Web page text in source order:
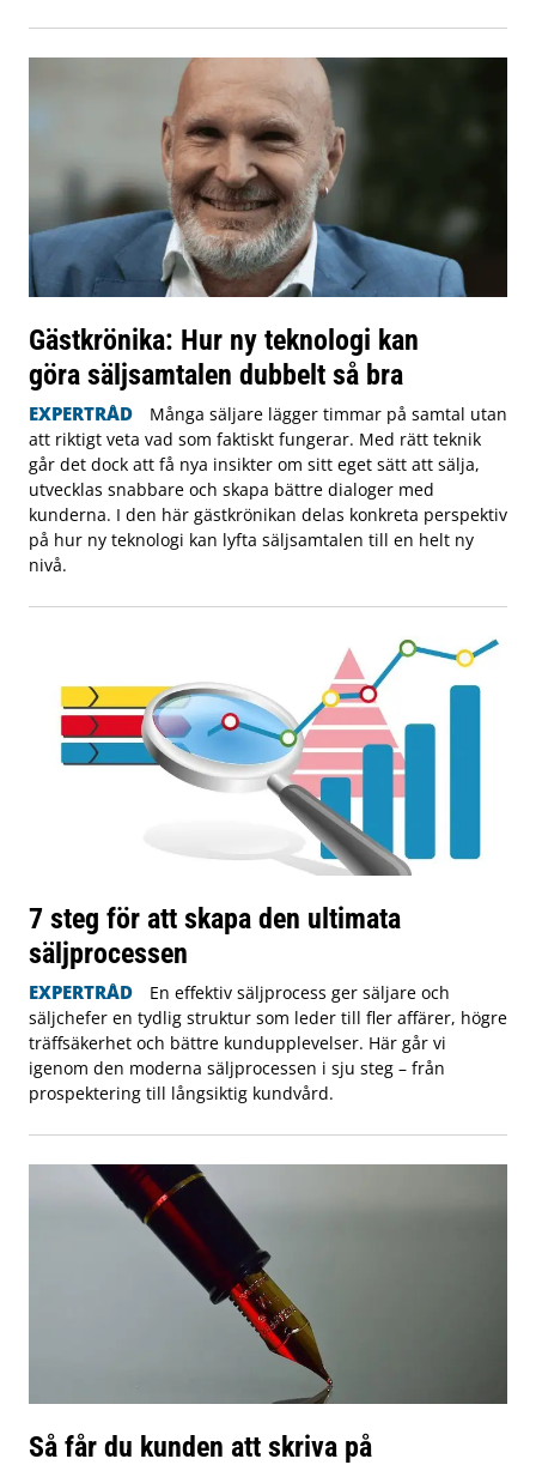
Gästkrönika: Hur ny teknologi kan
göra säljsamtalen dubbelt så bra
EXPERTRÅD
Många säljare lägger timmar på samtal utan
att riktigt veta vad som faktiskt fungerar. Med rätt teknik
går det dock att få nya insikter om sitt eget sätt att sälja,
utvecklas snabbare och skapa bättre dialoger med
kunderna. I den här gästkrönikan delas konkreta perspektiv
på hur ny teknologi kan lyfta säljsamtalen till en helt ny
nivå.
7 steg för att skapa den ultimata
säljprocessen
EXPERTRÅD
En effektiv säljprocess ger säljare och
säljchefer en tydlig struktur som leder till fler affärer, högre
träffsäkerhet och bättre kundupplevelser. Här går vi
igenom den moderna säljprocessen i sju steg – från
prospektering till långsiktig kundvård.
Så får du kunden att skriva på